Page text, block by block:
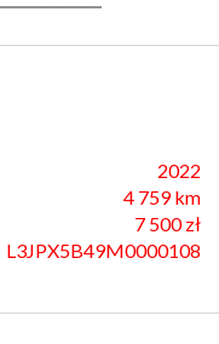
2022
4 759 km
7 500 zł
L3JPX5B49M0000108